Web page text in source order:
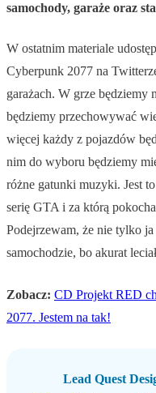
samochody, garaże oraz
W ostatnim materiale
Cyberpunk 2077 na
garażach. W grze będziemy
będziemy przechowywać
więcej każdy z pojazdów
nim do wyboru będziemy
różne gatunki muzyki. Jest
serię GTA i za którą
Podejrzewam, że nie tylko
samochodzie, bo akurat
Zobacz: CD Projekt RED
2077. Jestem na tak!
Lead Quest